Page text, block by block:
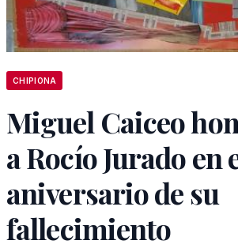
CHIPIONA
Miguel Caiceo
a Rocío Jurado en
aniversario de su
fallecimiento